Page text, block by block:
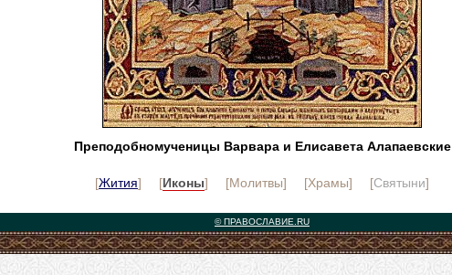
Преподобномученицы Варвара и Елисавета Алапаевские
[Жития] [Иконы] [Молитвы] [Храмы] [Святыни]
© ПРАВОСЛАВИЕ.RU